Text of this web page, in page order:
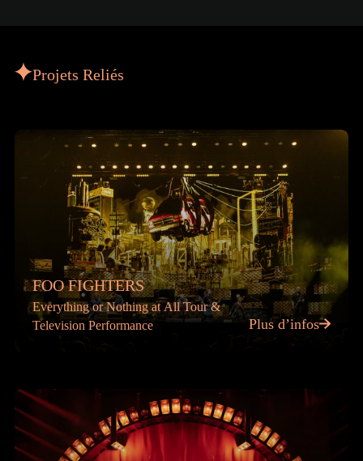
Projets Reliés
FOO FIGHTERS
Everything or Nothing at All Tour &
Television Performance
Plus d’infos